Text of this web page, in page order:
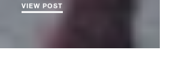
VIEW POST